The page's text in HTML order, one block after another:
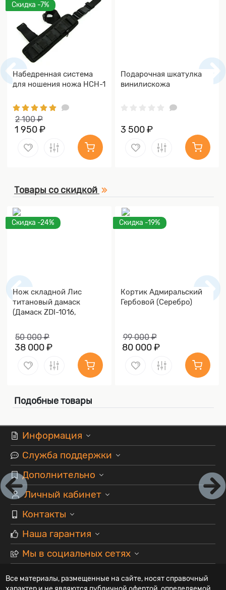
Скидка -7%
Набедренная система
для ношения ножа НСН-1
2 100 ₽
1 950 ₽
Подарочная шкатулка
винилискожа
3 500 ₽
Товары со скидкой
Скидка -24%
Нож складной Лис
титановый дамаск
(Дамаск ZDI-1016,
50 000 ₽
38 000 ₽
Скидка -19%
Кортик Адмиральский
Гербовой (Серебро)
99 000 ₽
80 000 ₽
Подобные товары
Информация
Служба поддержки
Дополнительно
Личный кабинет
Контакты
Наша гарантия
Мы в социальных сетях
Все материалы, размещенные на сайте, носят справочный